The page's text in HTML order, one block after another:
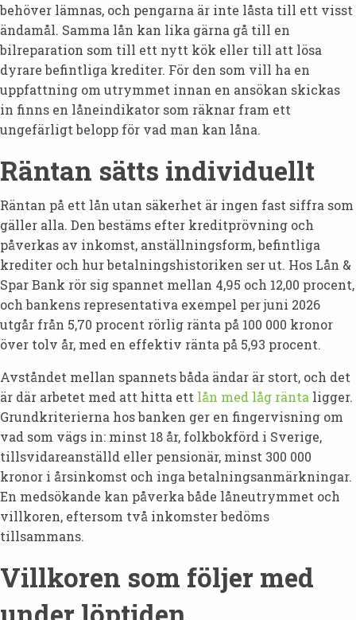
behöver lämnas, och pengarna är inte låsta till ett visst
ändamål. Samma lån kan lika gärna gå till en
bilreparation som till ett nytt kök eller till att lösa
dyrare befintliga krediter. För den som vill ha en
uppfattning om utrymmet innan en ansökan skickas
in finns en låneindikator som räknar fram ett
ungefärligt belopp för vad man kan låna.
Räntan sätts individuellt
Räntan på ett lån utan säkerhet är ingen fast siffra som
gäller alla. Den bestäms efter kreditprövning och
påverkas av inkomst, anställningsform, befintliga
krediter och hur betalningshistoriken ser ut. Hos Lån &
Spar Bank rör sig spannet mellan 4,95 och 12,00 procent,
och bankens representativa exempel per juni 2026
utgår från 5,70 procent rörlig ränta på 100 000 kronor
över tolv år, med en effektiv ränta på 5,93 procent.
Avståndet mellan spannets båda ändar är stort, och det
är där arbetet med att hitta ett lån med låg ränta ligger.
Grundkriterierna hos banken ger en fingervisning om
vad som vägs in: minst 18 år, folkbokförd i Sverige,
tillsvidareanställd eller pensionär, minst 300 000
kronor i årsinkomst och inga betalningsanmärkningar.
En medsökande kan påverka både låneutrymmet och
villkoren, eftersom två inkomster bedöms
tillsammans.
Villkoren som följer med